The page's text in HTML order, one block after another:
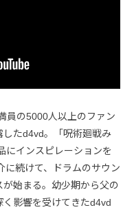
員の5000人以上のファン
たd4vd。「呪術廻戦み
にインスピレーションを
に続けて、ドラムのサウン
始まる。幼少期から父の
影響を受けてきたd4vd